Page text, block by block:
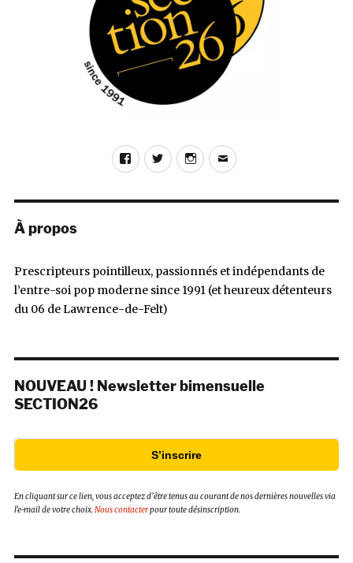
(Monopsone
/
Secretly
FacebookTwitterInstagram
E-
À propos
Prescripteurs pointilleux, passionnés et indépendants de
l’entre-soi pop moderne since 1991 (et heureux détenteurs
du 06 de Lawrence-de-Felt)
NOUVEAU ! Newsletter bimensuelle
SECTION26
S’inscrire
En cliquant sur ce lien, vous acceptez d’être tenus au courant de nos dernières nouvelles via
l’e-mail de votre choix.Nous contacterpour toute désinscription.